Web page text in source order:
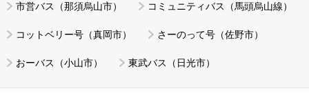
市営バス（那須烏山市） コミュニティバス（馬頭烏山線）
コットベリー号（真岡市） さーのって号（佐野市）
おーバス（小山市） 東武バス（日光市）